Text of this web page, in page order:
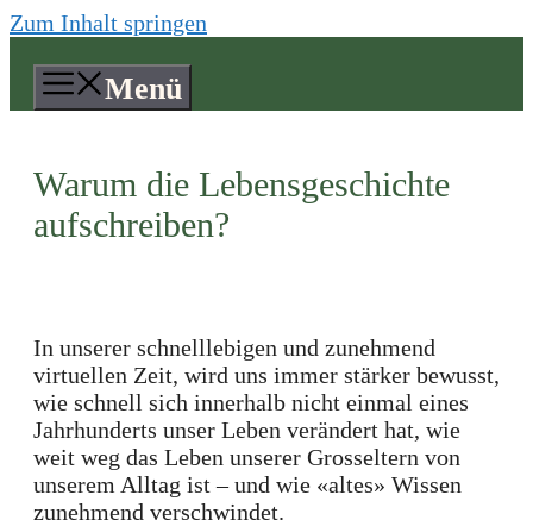
Zum Inhalt springen
Menü
Warum die Lebensgeschichte
aufschreiben?
In unserer schnelllebigen und zunehmend
virtuellen Zeit, wird uns immer stärker bewusst,
wie schnell sich innerhalb nicht einmal eines
Jahrhunderts unser Leben verändert hat, wie
weit weg das Leben unserer Grosseltern von
unserem Alltag ist – und wie «altes» Wissen
zunehmend verschwindet.